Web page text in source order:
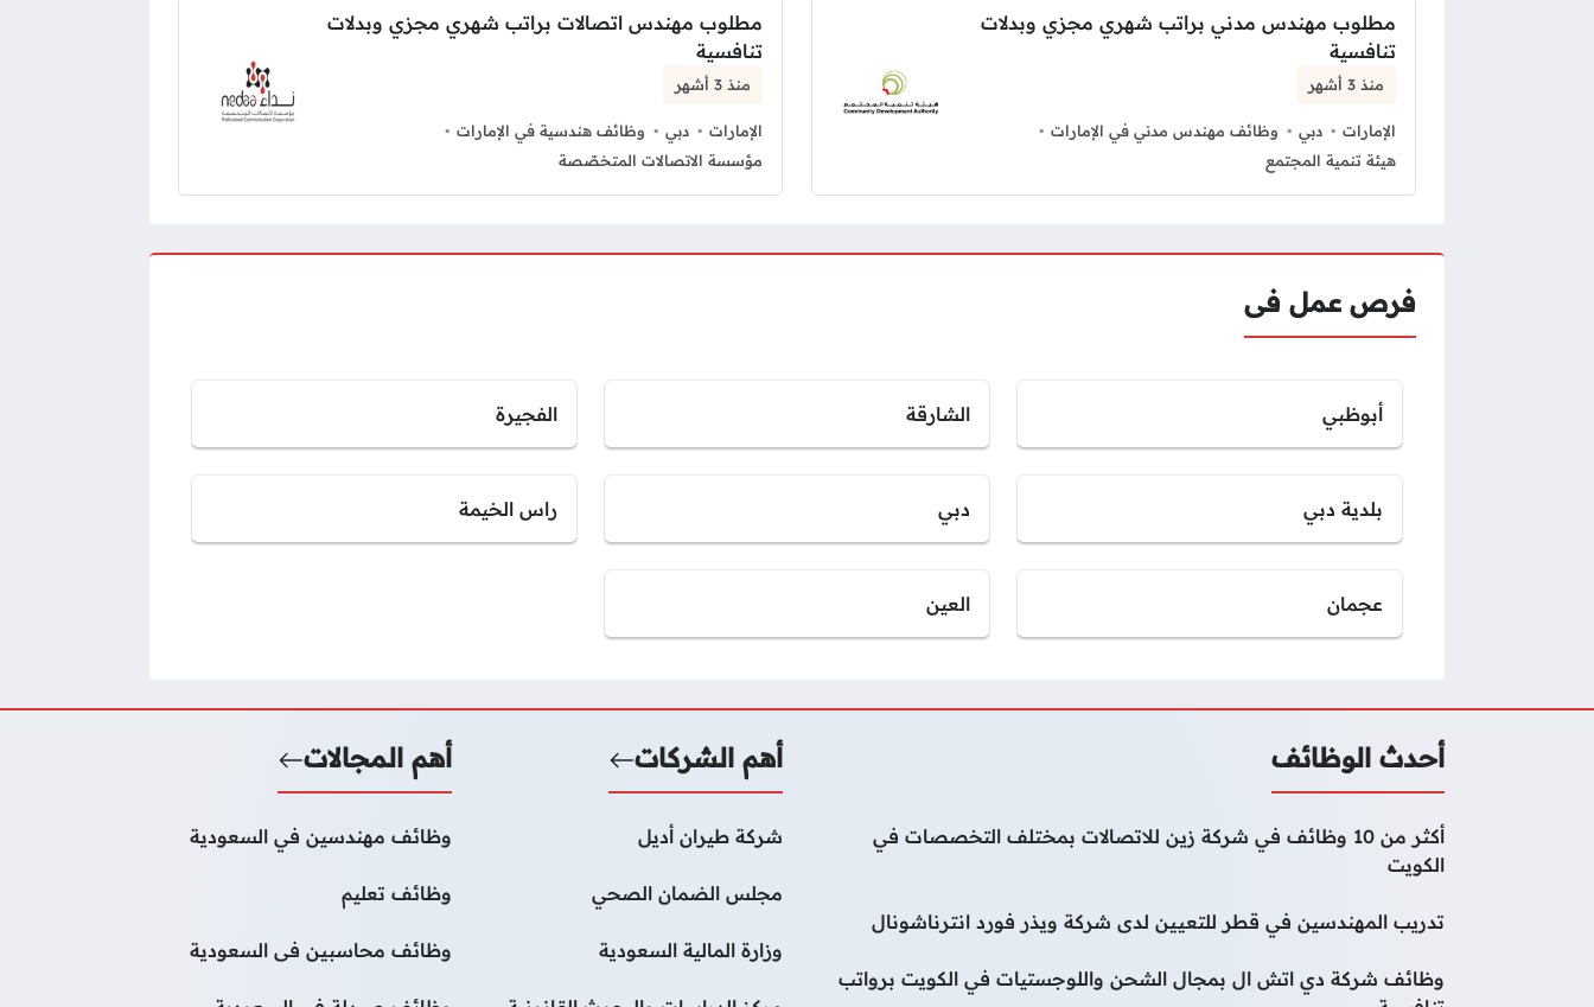
مطلوب مهندس مدني براتب شهري مجزي وبدلات
تنافسية
منذ 3 أشهر
الإمارات دبي
وظائف مهندس مدني في الإمارات
هيئة تنمية المجتمع
مطلوب مهندس اتصالات براتب شهري مجزي وبدلات
تنافسية
منذ 3 أشهر
الإمارات دبي
وظائف هندسية في الإمارات
مؤسسة الاتصالات المتخصّصة
فرص عمل فى
أبوظبي الشارقة الفجيرة
بلدية دبي دبي راس الخيمة
عجمان العين
أحدث الوظائف
أكثر من 10 وظائف في شركة زين للاتصالات بمختلف التخصصات في
الكويت
تدريب المهندسين في قطر للتعيين لدى شركة ويذر فورد انترناشونال
وظائف شركة دي اتش ال بمجال الشحن واللوجستيات في الكويت برواتب
أهم الشركات
شركة طيران أديل
مجلس الضمان الصحي
وزارة المالية السعودية
أهم المجالات
وظائف مهندسين في السعودية
وظائف تعليم
وظائف محاسبين فى السعودية